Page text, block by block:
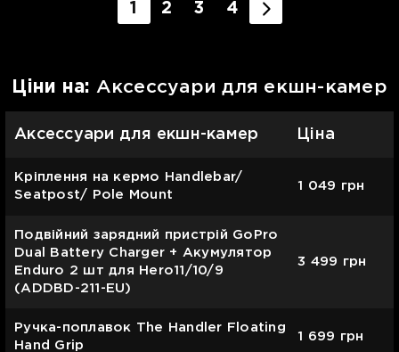
1 2 3 4
Цiни на: Аксессуари для екшн-камер
Аксессуари для екшн-камер Ціна
Кріплення на кермо Handlebar/
Seatpost/ Pole Mount
1 049 грн
Подвійний зарядний пристрій GoPro
Dual Battery Charger + Акумулятор
Enduro 2 шт для Hero11/10/9
(ADDBD-211-EU)
3 499 грн
Ручка-поплавок The Handler Floating
Hand Grip
1 699 грн